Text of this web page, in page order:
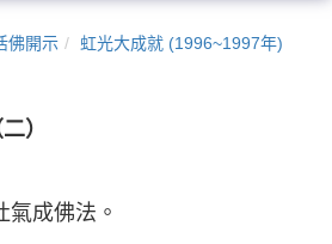
佛開示
虹光大成就 (1996~1997年)
）
成佛法。